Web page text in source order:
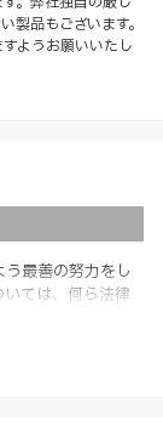
製品もございます。
ようお願いいたし
最善の努力をし
ては、何ら法律